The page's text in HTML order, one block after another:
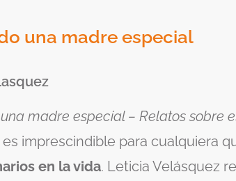
una madre especial
madre especial – Relatos sobre
es imprescindible para cualquiera
en la vida. Leticia Velásquez